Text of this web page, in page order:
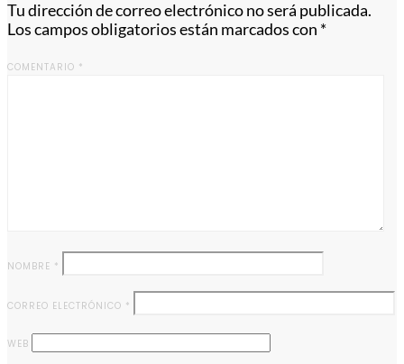
Tu dirección de correo electrónico no será publicada.
Los campos obligatorios están marcados con *
COMENTARIO *
NOMBRE *
CORREO ELECTRÓNICO *
WEB